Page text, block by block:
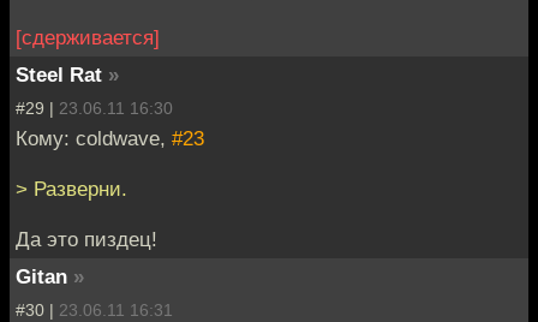
[сдерживается]
Steel Rat »
#29 | 23.06.11 16:30
Кому: coldwave, #23
> Разверни.
Да это пиздец!
Gitan »
#30 | 23.06.11 16:31